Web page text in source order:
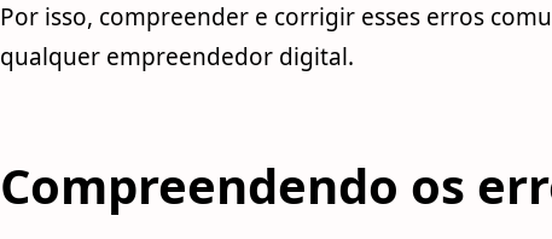
Por isso, compreender e corrigir esses erros
qualquer empreendedor digital.
Compreendendo os